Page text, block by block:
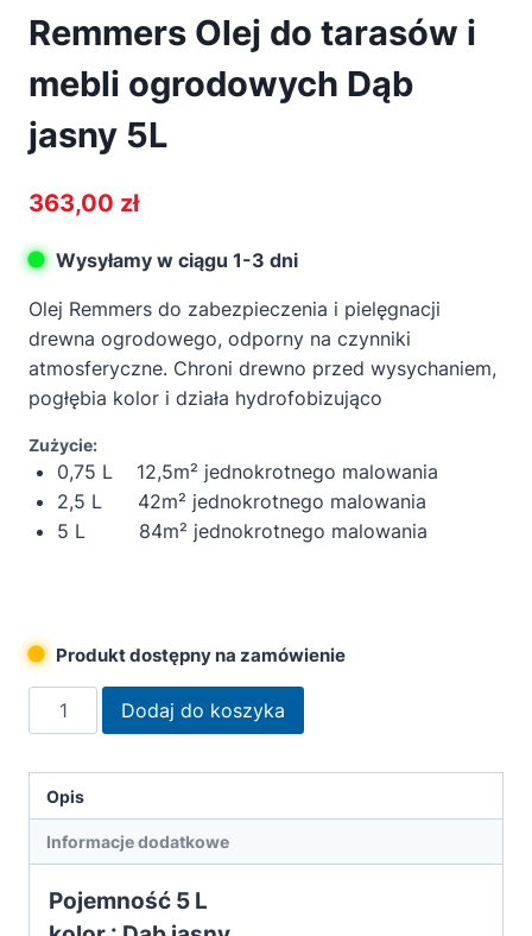
Remmers Olej do tarasów i
mebli ogrodowych Dąb
jasny 5L
363,00 zł
Wysyłamy w ciągu 1-3 dni
Olej Remmers do zabezpieczenia i pielęgnacji
drewna ogrodowego, odporny na czynniki
atmosferyczne. Chroni drewno przed wysychaniem,
pogłębia kolor i działa hydrofobizująco
Zużycie:
0,75 L 12,5m² jednokrotnego malowania
2,5 L 42m² jednokrotnego malowania
5 L 84m² jednokrotnego malowania
Produkt dostępny na zamówienie
ilość
Remmers
do
tarasów
ogrodowych
Dodaj do koszyka
Opis
Informacje dodatkowe
Pojemność 5 L